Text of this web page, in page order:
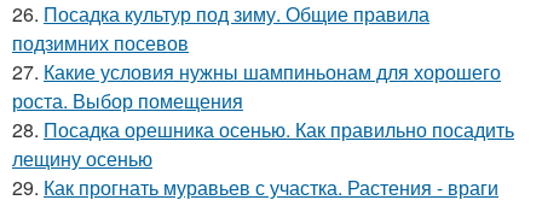
26. Посадка культур под зиму. Общие правила
подзимних посевов
27. Какие условия нужны шампиньонам для хорошего
роста. Выбор помещения
28. Посадка орешника осенью. Как правильно посадить
лещину осенью
29. Как прогнать муравьев с участка. Растения - враги